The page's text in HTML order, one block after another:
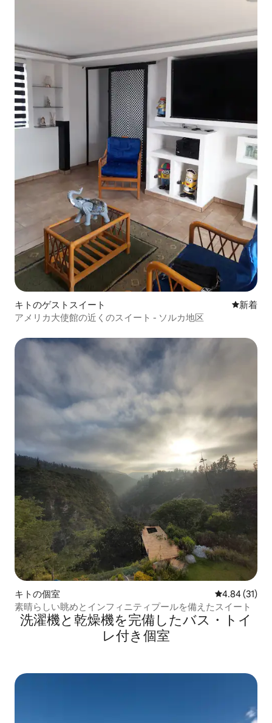
キトのゲストスイート 新しい宿
新着
アメリカ大使館の近くのスイート - ソルカ地区
キトの個室 レビュー31
4.84 (31)
素晴らしい眺めとインフィニティプールを備えたスイート
洗濯機と乾燥機を完備したバス・トイ
レ付き個室